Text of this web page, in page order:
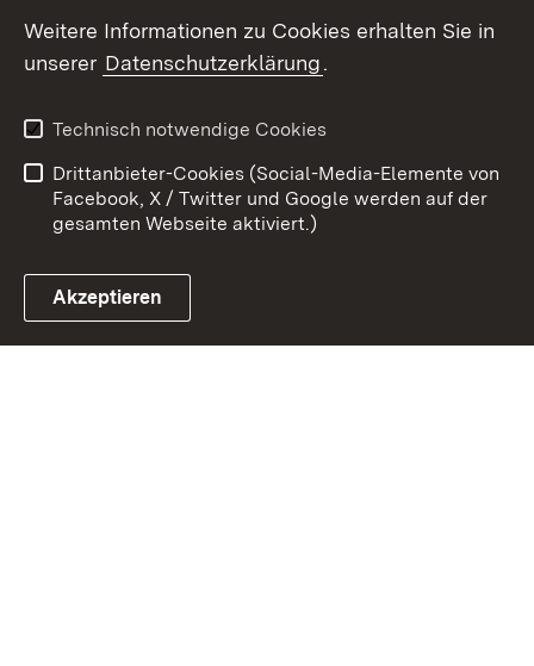
Link zum Landesportal
Kontakt
Datenschutz
Barrierefreiheit
Impressum Cookies
Weitere Informationen zu Cookies erhalten Sie in
unserer Datenschutzerklärung.
Technisch notwendige Cookies
Drittanbieter-Cookies (Social-Media-Elemente von
Facebook, X / Twitter und Google werden auf der
gesamten Webseite aktiviert.)
Akzeptieren